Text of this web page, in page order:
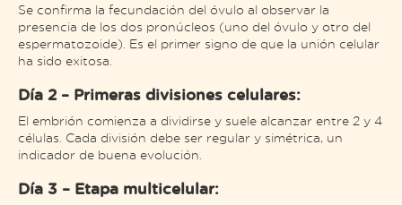
Se confirma la fecundación del óvulo al observar la
presencia de los dos pronúcleos (uno del óvulo y otro del
espermatozoide). Es el primer signo de que la unión celular
ha sido exitosa.
Día 2 – Primeras divisiones celulares:
El embrión comienza a dividirse y suele alcanzar entre 2 y 4
células. Cada división debe ser regular y simétrica, un
indicador de buena evolución.
Día 3 – Etapa multicelular: